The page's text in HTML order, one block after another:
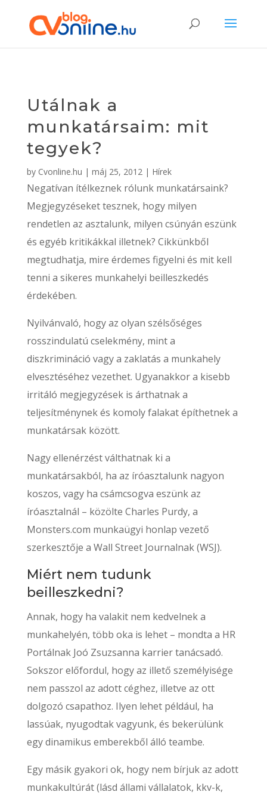
Utálnak a
munkatársaim: mit
tegyek?
by Cvonline.hu | máj 25, 2012| Hírek
Negatívan ítélkeznek rólunk munkatársaink?
Megjegyzéseket tesznek, hogy milyen
rendetlen az asztalunk, milyen csúnyán eszünk
és egyéb kritikákkal illetnek? Cikkünkből
megtudhatja, mire érdemes figyelni és mit kell
tenni a sikeres munkahelyi beilleszkedés
érdekében.
Nyilvánvaló, hogy az olyan szélsőséges
rosszindulatú cselekmény, mint a
diszkrimináció vagy a zaklatás a munkahely
elvesztéséhez vezethet. Ugyanakkor a kisebb
irritáló megjegyzések is árthatnak a
teljesítménynek és komoly falakat építhetnek a
munkatársak között.
Nagy ellenérzést válthatnak ki a
munkatársakból, ha az íróasztalunk nagyon
koszos, vagy ha csámcsogva eszünk az
íróasztalnál – közölte Charles Purdy, a
Monsters.com munkaügyi honlap vezető
szerkesztője a Wall Street Journalnak (WSJ).
Miért nem tudunk
beilleszkedni?
Annak, hogy ha valakit nem kedvelnek a
munkahelyén, több oka is lehet – mondta a HR
Portálnak Joó Zsuzsanna karrier tanácsadó.
Sokszor előfordul, hogy az illető személyisége
nem passzol az adott céghez, illetve az ott
dolgozó csapathoz. Ilyen lehet például, ha
lassúak, nyugodtak vagyunk, és bekerülünk
egy dinamikus emberekből álló teambe.
Egy másik gyakori ok, hogy nem bírjuk az adott
munkakultúrát (lásd állami vállalatok, kkv-k,